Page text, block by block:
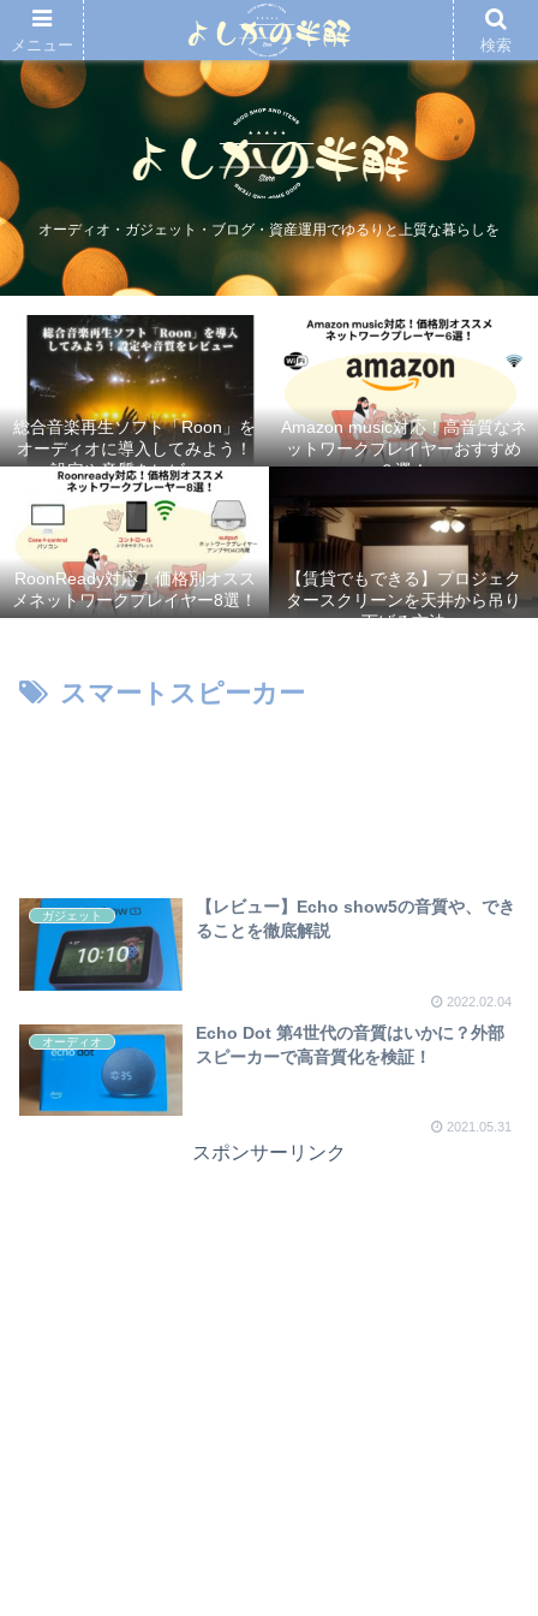
オーディオ・ガジェット・ブログ・資産運用でゆるりと上質な暮らしを
総合音楽再生ソフト「Roon」を
オーディオに導入してみよう！
設定や音質をレビュー
Amazon music対応！高音質なネ
ットワークプレイヤーおすすめ
６選！
RoonReady対応！価格別オスス
メネットワークプレイヤー8選！
【賃貸でもできる】プロジェク
タースクリーンを天井から吊り
下げる方法
スマートスピーカー
ガジェット
【レビュー】Echo show5の音質や、でき
ることを徹底解説
2022.02.04
オーディオ
Echo Dot 第4世代の音質はいかに？外部
スピーカーで高音質化を検証！
2021.05.31
スポンサーリンク
メニュー 検索